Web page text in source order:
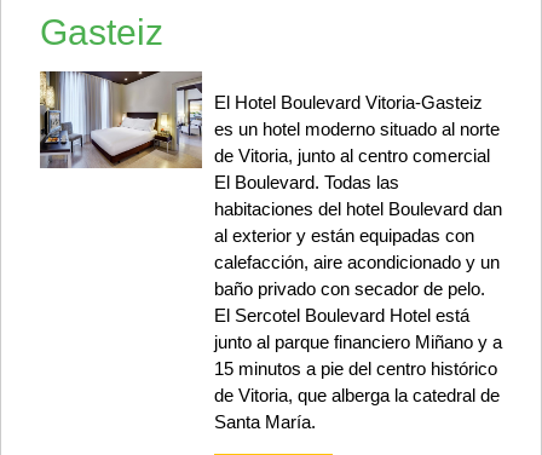
Gasteiz
El Hotel Boulevard Vitoria-Gasteiz
es un hotel moderno situado al norte
de Vitoria, junto al centro comercial
El Boulevard. Todas las
habitaciones del hotel Boulevard dan
al exterior y están equipadas con
calefacción, aire acondicionado y un
baño privado con secador de pelo.
El Sercotel Boulevard Hotel está
junto al parque financiero Miñano y a
15 minutos a pie del centro histórico
de Vitoria, que alberga la catedral de
Santa María.